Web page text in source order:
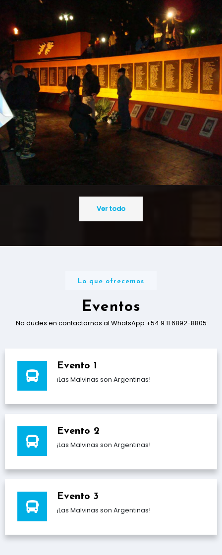
Ver todo
Lo que ofrecemos
Eventos
No dudes en contactarnos al WhatsApp +54 9 11 6892-8805
Evento 1
¡Las Malvinas son Argentinas!
Evento 2
¡Las Malvinas son Argentinas!
Evento 3
¡Las Malvinas son Argentinas!